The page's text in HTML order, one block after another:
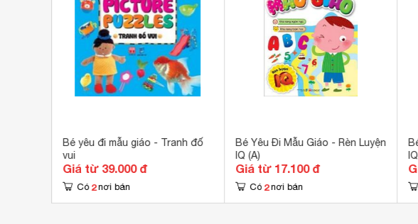
Bé yêu đi mẫu giáo - Tranh đố
vui
Giá từ 39.000 đ
Có 2 nơi bán
Bé Yêu Đi Mẫu Giáo - Rèn Luyện
IQ (A)
Giá từ 17.100 đ
Có 2 nơi bán